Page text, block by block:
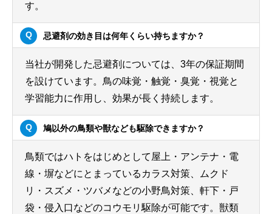
す。
忌避剤の効き目は何年くらい持ちますか？
当社が開発した忌避剤については、3年の保証期間
を設けています。鳥の味覚・触覚・臭覚・視覚と
学習能力に作用し、効果が長く持続します。
鳩以外の鳥類や獣なども駆除できますか？
鳥類ではハトをはじめとして屋上・アンテナ・電
線・塀などにとまっているカラス対策、ムクド
リ・スズメ・ツバメなどの小野鳥対策、軒下・戸
袋・侵入口などのコウモリ駆除が可能です。獣類